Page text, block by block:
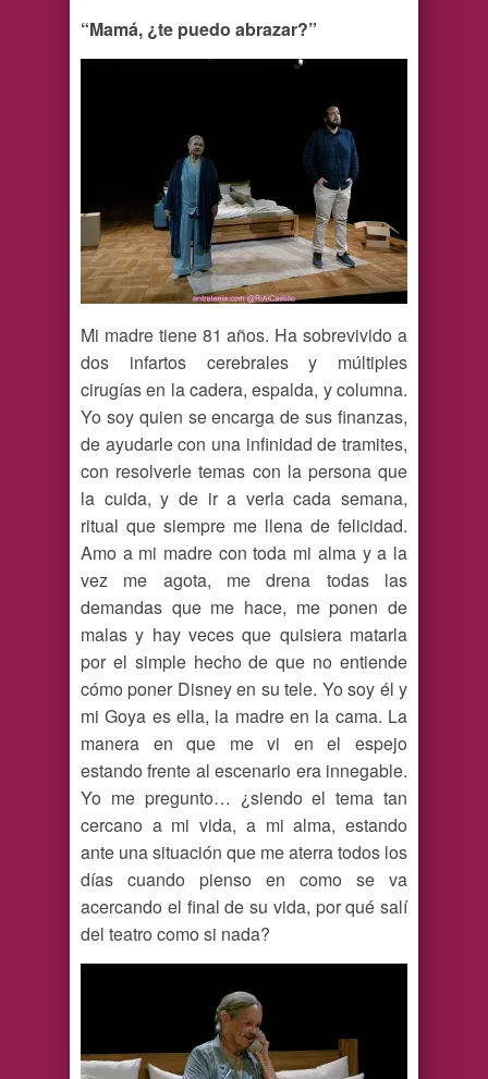
“Mamá, ¿te puedo abrazar?”
Mi madre tiene 81 años. Ha sobrevivido a
dos infartos cerebrales y múltiples
cirugías en la cadera, espalda, y columna.
Yo soy quien se encarga de sus finanzas,
de ayudarle con una infinidad de tramites,
con resolverle temas con la persona que
la cuida, y de ir a verla cada semana,
ritual que siempre me llena de felicidad.
Amo a mi madre con toda mi alma y a la
vez me agota, me drena todas las
demandas que me hace, me ponen de
malas y hay veces que quisiera matarla
por el simple hecho de que no entiende
cómo poner Disney en su tele. Yo soy él y
mi Goya es ella, la madre en la cama. La
manera en que me vi en el espejo
estando frente al escenario era innegable.
Yo me pregunto… ¿siendo el tema tan
cercano a mi vida, a mi alma, estando
ante una situación que me aterra todos los
días cuando pienso en como se va
acercando el final de su vida, por qué salí
del teatro como si nada?